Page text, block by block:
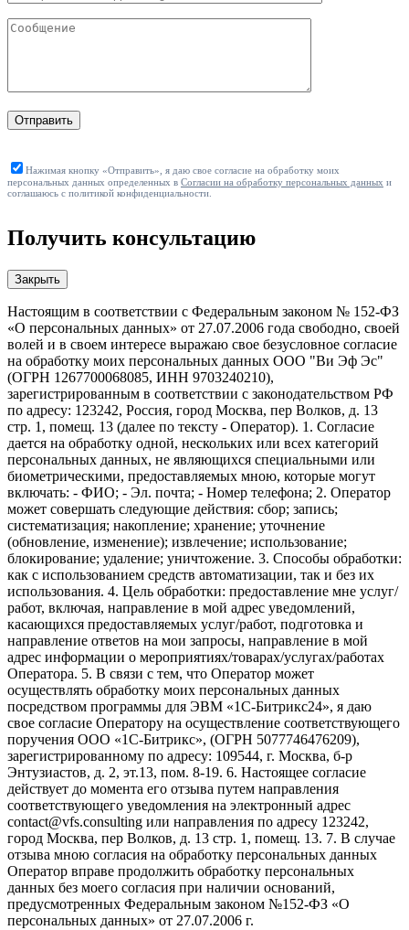
Отправить
Нажимая кнопку «Отправить», я даю свое согласие на обработку моих
персональных данных определенных в Согласии на обработку персональных данных и
соглашаюсь с политикой конфиденциальности.
Получить консультацию
Закрыть
Настоящим в соответствии с Федеральным законом № 152-ФЗ
«О персональных данных» от 27.07.2006 года свободно, своей
волей и в своем интересе выражаю свое безусловное согласие
на обработку моих персональных данных ООО "Ви Эф Эс"
(ОГРН 1267700068085, ИНН 9703240210),
зарегистрированным в соответствии с законодательством РФ
по адресу: 123242, Россия, город Москва, пер Волков, д. 13
стр. 1, помещ. 13 (далее по тексту - Оператор). 1. Согласие
дается на обработку одной, нескольких или всех категорий
персональных данных, не являющихся специальными или
биометрическими, предоставляемых мною, которые могут
включать: - ФИО; - Эл. почта; - Номер телефона; 2. Оператор
может совершать следующие действия: сбор; запись;
систематизация; накопление; хранение; уточнение
(обновление, изменение); извлечение; использование;
блокирование; удаление; уничтожение. 3. Способы обработки:
как с использованием средств автоматизации, так и без их
использования. 4. Цель обработки: предоставление мне услуг/
работ, включая, направление в мой адрес уведомлений,
касающихся предоставляемых услуг/работ, подготовка и
направление ответов на мои запросы, направление в мой
адрес информации о мероприятиях/товарах/услугах/работах
Оператора. 5. В связи с тем, что Оператор может
осуществлять обработку моих персональных данных
посредством программы для ЭВМ «1С-Битрикс24», я даю
свое согласие Оператору на осуществление соответствующего
поручения ООО «1С-Битрикс», (ОГРН 5077746476209),
зарегистрированному по адресу: 109544, г. Москва, б-р
Энтузиастов, д. 2, эт.13, пом. 8-19. 6. Настоящее согласие
действует до момента его отзыва путем направления
соответствующего уведомления на электронный адрес
contact@vfs.consulting или направления по адресу 123242,
город Москва, пер Волков, д. 13 стр. 1, помещ. 13. 7. В случае
отзыва мною согласия на обработку персональных данных
Оператор вправе продолжить обработку персональных
данных без моего согласия при наличии оснований,
предусмотренных Федеральным законом №152-ФЗ «О
персональных данных» от 27.07.2006 г.